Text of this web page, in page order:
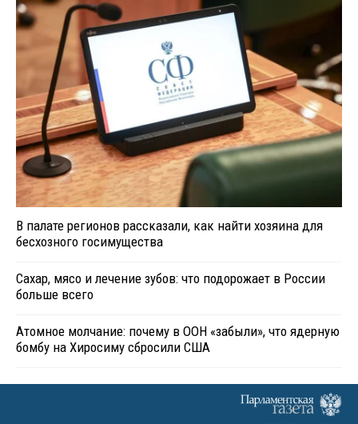
В палате регионов рассказали, как найти хозяина для
бесхозного госимущества
Сахар, мясо и лечение зубов: что подорожает в России
больше всего
Атомное молчание: почему в ООН «забыли», что ядерную
бомбу на Хиросиму сбросили США